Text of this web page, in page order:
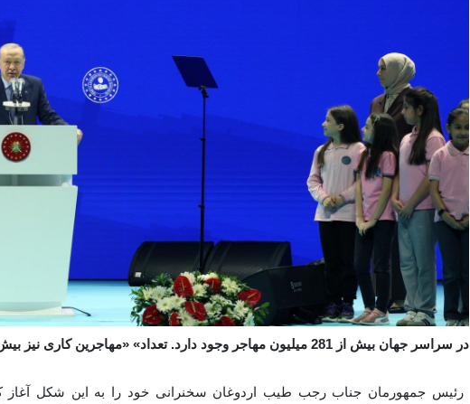
در سراسر جهان بیش از 281 میلیون مهاجر وجود دارد. تعداد» «مهاجرین کاری نیز بیش از 165 میلیون است
رئیس جمهورمان جناب رجب طیب اردوغان سخنرانی خود را به این شکل آغاز